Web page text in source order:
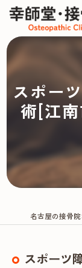
スポー
術[江
スポーツ